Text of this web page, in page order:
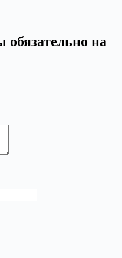
на